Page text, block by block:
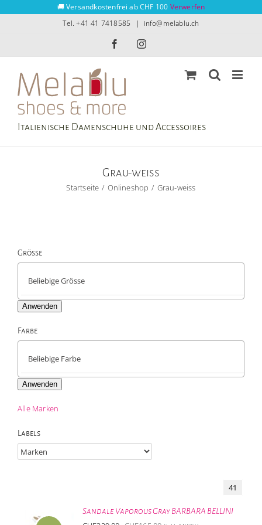
🚚 Versandkostenfrei ab CHF 100 Verwerfen
Tel. +41 41 7418585 | info@melablu.ch
FacebookInstagram
Italienische Damenschuhe und Accessoires
Grau-weiss
Startseite Onlineshop Grau-weiss
Sandale Vaporous Gray BARBARA BELLINI
41
Grösse
Anwenden
Farbe
Anwenden
Alle Marken
Labels